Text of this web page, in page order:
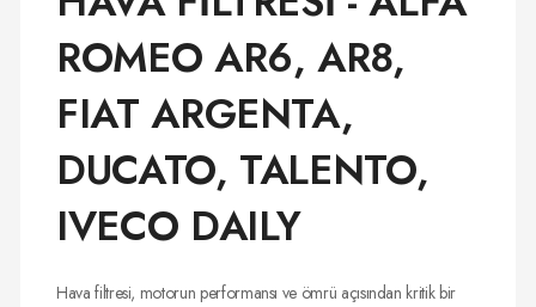
ROMEO AR6, AR8,
FIAT ARGENTA,
DUCATO, TALENTO,
IVECO DAILY
Hava filtresi, motorun performansı ve ömrü açısından kritik bir